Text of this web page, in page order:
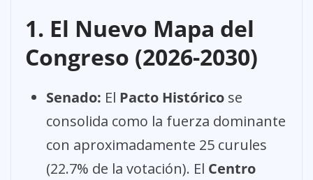
1. El Nuevo Mapa del
Congreso (2026-2030)
Senado: El Pacto Histórico se
consolida como la fuerza dominante
con aproximadamente 25 curules
(22.7% de la votación). El Centro